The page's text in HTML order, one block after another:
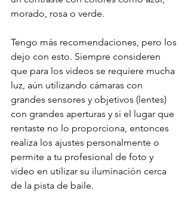
morado, rosa o verde.
Tengo más recomendaciones, pero los
dejo con esto. Siempre consideren
que para los videos se requiere mucha
luz, aún utilizando cámaras con
grandes sensores y objetivos (lentes)
con grandes aperturas y si el lugar que
rentaste no lo proporciona, entonces
realiza los ajustes personalmente o
permite a tu profesional de foto y
video en utilizar su iluminación cerca
de la pista de baile.